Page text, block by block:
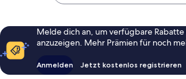
Melde dich an, um verfügbare
anzuzeigen. Mehr Prämien für noch
Anmelden Jetzt kostenlos registrieren